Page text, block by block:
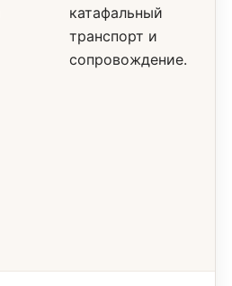
катафальный
транспорт и
сопровождение.